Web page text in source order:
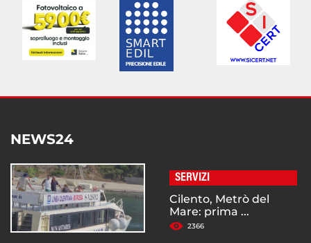
NEWS24
SERVIZI
Cilento, Metrò del
Mare: prima ...
2366